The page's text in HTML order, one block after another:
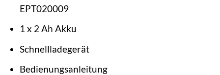
EPT020009
1 x 2 Ah Akku
Schnellladegerät
Bedienungsanleitung